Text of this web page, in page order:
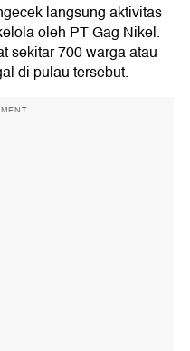
langsung aktivitas
oleh PT Gag Nikel.
sekitar 700 warga atau
di pulau tersebut.